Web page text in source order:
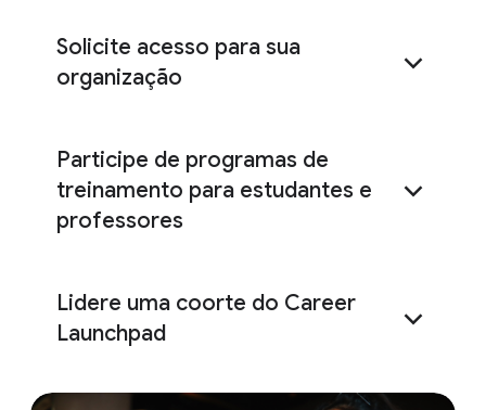
Solicite acesso para sua
organização
Participe de programas de
treinamento para estudantes e
professores
Lidere uma coorte do Career
Launchpad